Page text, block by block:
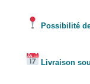
Possibilité
Livraison